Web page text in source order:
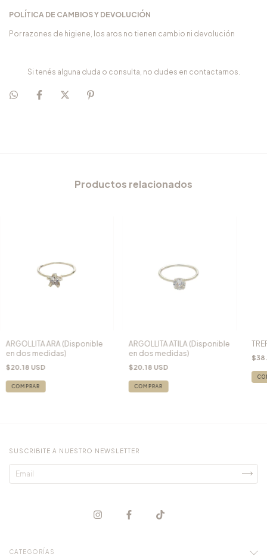
POLÍTICA DE CAMBIOS Y DEVOLUCIÓN
Por razones de higiene, los aros no tienen cambio ni devolución
Si tenés alguna duda o consulta, no dudes en contactarnos.
Productos relacionados
ARGOLLITA ARA (Disponible
en dos medidas)
$20.18 USD
COMPRAR
ARGOLLITA ATILA (Disponible
en dos medidas)
$20.18 USD
COMPRAR
SUSCRIBITE A NUESTRO NEWSLETTER
CATEGORÍAS